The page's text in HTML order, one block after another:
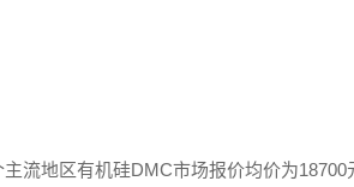
地区有机硅DMC市场报价均价为18700